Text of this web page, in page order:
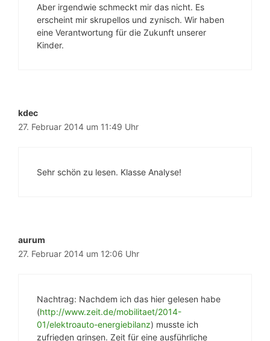
Aber irgendwie schmeckt mir das nicht. Es
erscheint mir skrupellos und zynisch. Wir haben
eine Verantwortung für die Zukunft unserer
Kinder.
kdec
27. Februar 2014 um 11:49 Uhr
Sehr schön zu lesen. Klasse Analyse!
aurum
27. Februar 2014 um 12:06 Uhr
Nachtrag: Nachdem ich das hier gelesen habe
(http://www.zeit.de/mobilitaet/2014-
01/elektroauto-energiebilanz) musste ich
zufrieden grinsen. Zeit für eine ausführliche